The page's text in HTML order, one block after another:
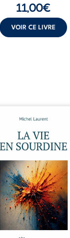
11,00€
VOIR CE LIVRE
et Pierre se
par hasard, et se
simplement,
présence de
Ils mènent
modeste,
travail, la fatigue
La mort de la
chez qui ils
un équilibre
Puis
de leur enfant,